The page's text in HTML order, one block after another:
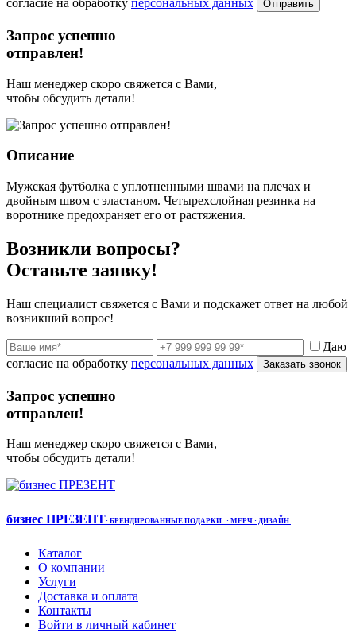
согласие на обработку персональных данных Отправить
Запрос успешно
отправлен!
Наш менеджер скоро свяжется с Вами,
чтобы обсудить детали!
Описание
Мужская футболка с уплотненными швами на плечах и
двойным швом с эластаном. Четырехслойная резинка на
воротнике предохраняет его от растяжения.
Возникли вопросы?
Оставьте заявку!
Наш специалист свяжется с Вами и подскажет ответ на любой
возникший вопрос!
Даю
согласие на обработку персональных данных Заказать звонок
Запрос успешно
отправлен!
Наш менеджер скоро свяжется с Вами,
чтобы обсудить детали!
бизнес ПРЕЗЕНТ· БРЕНДИРОВАННЫЕ ПОДАРКИ · МЕРЧ · ДИЗАЙН
Каталог
О компании
Услуги
Доставка и оплата
Контакты
Войти в личный кабинет